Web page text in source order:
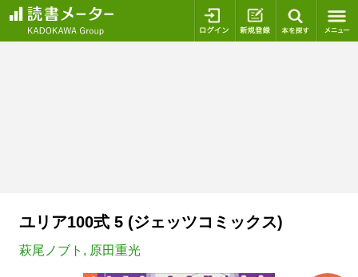
ログイン 新規登録
ユリア100式 5 (ジェッツコミックス)
萩尾ノブト , 原田重光